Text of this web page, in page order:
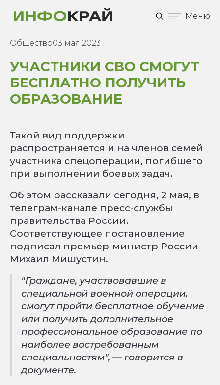
Меню
Общество03 мая 2023
УЧАСТНИКИ СВО СМОГУТ
БЕСПЛАТНО ПОЛУЧИТЬ
ОБРАЗОВАНИЕ
Такой вид поддержки
распространяется и на членов семей
участника спецоперации, погибшего
при выполнении боевых задач.
Об этом рассказали сегодня, 2 мая, в
телеграм-канале пресс-службы
правительства России.
Соответствующее постановление
подписал премьер-министр России
Михаил Мишустин.
"Граждане, участвовавшие в
специальной военной операции,
смогут пройти бесплатное обучение
или получить дополнительное
профессиональное образование по
наиболее востребованным
специальностям", — говорится в
документе.